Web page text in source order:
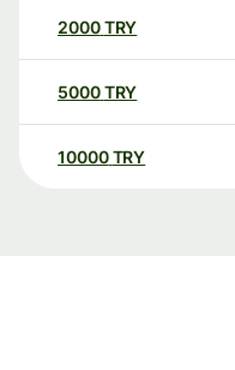
2000TRY
5000TRY
10000 TRY